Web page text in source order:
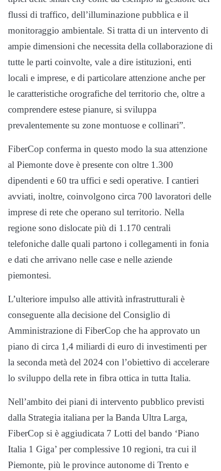
flussi di traffico, dell’illuminazione pubblica e il
monitoraggio ambientale. Si tratta di un intervento di
ampie dimensioni che necessita della collaborazione di
tutte le parti coinvolte, vale a dire istituzioni, enti
locali e imprese, e di particolare attenzione anche per
le caratteristiche orografiche del territorio che, oltre a
comprendere estese pianure, si sviluppa
prevalentemente su zone montuose e collinari”.
FiberCop conferma in questo modo la sua attenzione
al Piemonte dove è presente con oltre 1.300
dipendenti e 60 tra uffici e sedi operative. I cantieri
avviati, inoltre, coinvolgono circa 700 lavoratori delle
imprese di rete che operano sul territorio. Nella
regione sono dislocate più di 1.170 centrali
telefoniche dalle quali partono i collegamenti in fonia
e dati che arrivano nelle case e nelle aziende
piemontesi.
L’ulteriore impulso alle attività infrastrutturali è
conseguente alla decisione del Consiglio di
Amministrazione di FiberCop che ha approvato un
piano di circa 1,4 miliardi di euro di investimenti per
la seconda metà del 2024 con l’obiettivo di accelerare
lo sviluppo della rete in fibra ottica in tutta Italia.
Nell’ambito dei piani di intervento pubblico previsti
dalla Strategia italiana per la Banda Ultra Larga,
FiberCop si è aggiudicata 7 Lotti del bando ‘Piano
Italia 1 Giga’ per complessive 10 regioni, tra cui il
Piemonte, più le province autonome di Trento e